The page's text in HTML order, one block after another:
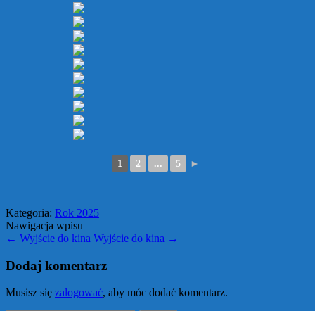
1 2 ... 5 ►
Kategoria: Rok 2025
Nawigacja wpisu
← Wyjście do kina Wyjście do kina →
Dodaj komentarz
Musisz się zalogować, aby móc dodać komentarz.